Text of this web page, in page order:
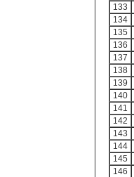
133
134
135
136
137
138
139
140
141
142
143
144
145
146